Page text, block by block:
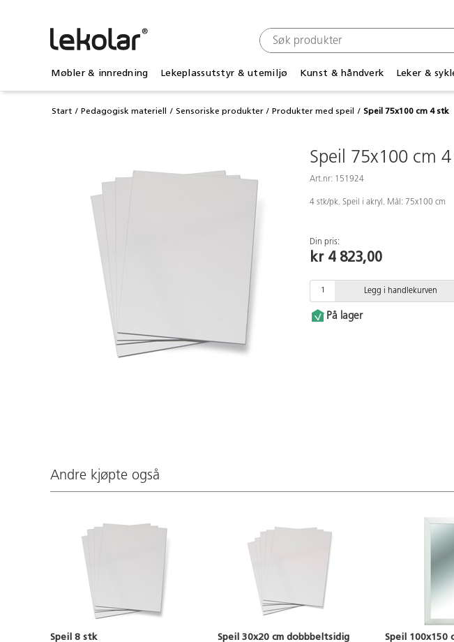
Møbler & innredning Lekeplassutstyr & utemiljø Kunst & håndverk Leker &
Start Pedagogisk materiell Sensoriske produkter Produkter med speil Speil 75x100 cm 4 stk
Speil 75x100 cm
Art.nr: 151924
4 stk/pk. Speil i akryl. Mål: 75x100 cm
Din pris:
kr 4 823,00
Legg i handlekurven
På lager
Andre kjøpte også
Speil 8 stk Speil 30x20 cm dobbbeltsidig Speil 100x150